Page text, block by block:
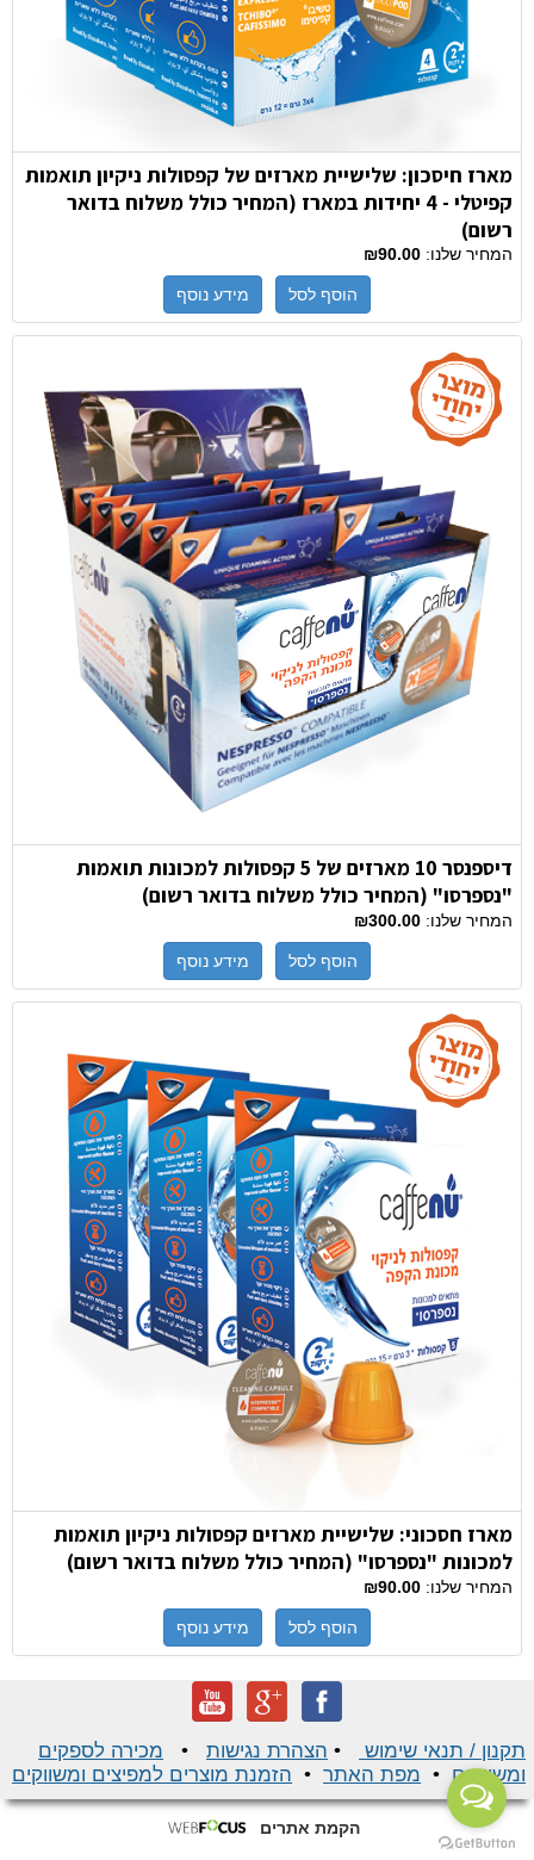
מארז חיסכון: שלישיית מארזים של קפסולות ניקיון תואמות
קפיטלי - 4 יחידות במארז (המחיר כולל משלוח בדואר
רשום)
המחיר שלנו: ₪90.00
הוסף לסל מידע נוסף
דיספנסר 10 מארזים של 5 קפסולות למכונות תואמות
"נספרסו" (המחיר כולל משלוח בדואר רשום)
המחיר שלנו: ₪300.00
הוסף לסל מידע נוסף
מארז חסכוני: שלישיית מארזים קפסולות ניקיון תואמות
למכונות "נספרסו" (המחיר כולל משלוח בדואר רשום)
המחיר שלנו: ₪90.00
הוסף לסל מידע נוסף
תקנון / תנאי שימוש • הצהרת נגישות• מכירה לספקים
ומשווקים• מפת האתר• הזמנת מוצרים למפיצים ומשווקים
הקמת אתרים